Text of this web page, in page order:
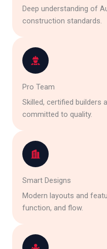
Deep understanding of
construction standards.
Pro Team
Skilled, certified builders
committed to quality.
Smart Designs
Modern layouts and
function, and flow.